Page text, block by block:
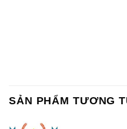
SẢN PHẨM TƯƠNG